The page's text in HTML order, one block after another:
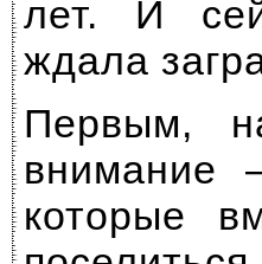
лет. И
ждала
Первым,
внимание
которые